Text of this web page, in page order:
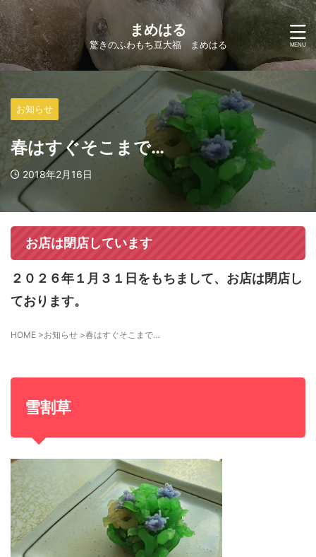
まめはる
驚きのふわもち豆大福 まめはる
お知らせ
春はすぐそこまで…
2018年2月16日
お店は閉店しています
２０２６年１月３１日をもちまして、お店は閉店し
ております。
HOME >お知らせ >春はすぐそこまで…
雪割草